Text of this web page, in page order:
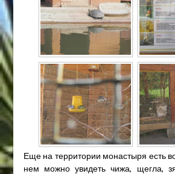
Еще на территории монастыря есть
нем можно увидеть чижа, щегла,